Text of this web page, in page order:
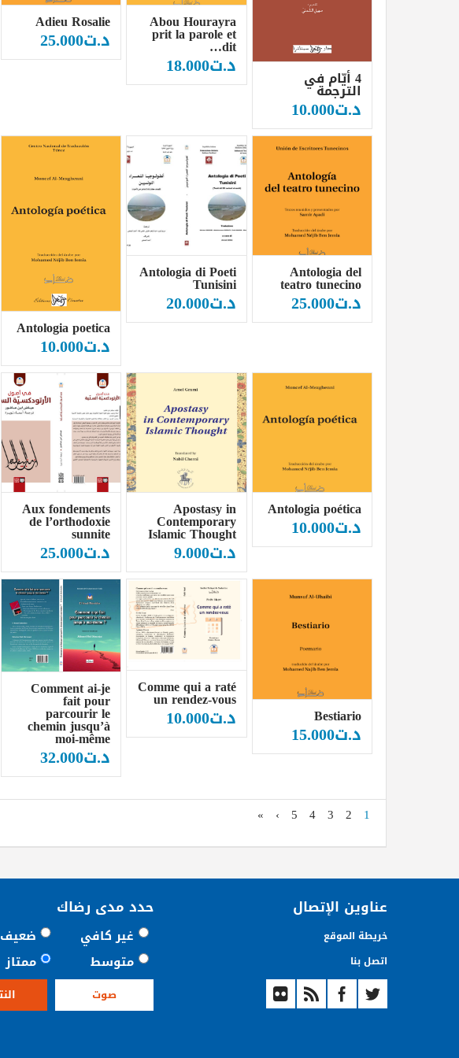
4 أيّام في
الترجمة
د.ت10.000
Abou Hourayra
prit la parole et
dit…
د.ت18.000
Adieu Rosalie
د.ت25.000
Antologia del
teatro tunecino
د.ت25.000
Antologia di Poeti
Tunisini
د.ت20.000
Antologia poetica
د.ت10.000
Antologia poética
د.ت10.000
Apostasy in
Contemporary
Islamic Thought
د.ت9.000
Aux fondements
de l’orthodoxie
sunnite
د.ت25.000
Bestiario
د.ت15.000
Comme qui a raté
un rendez-vous
د.ت10.000
Comment ai-je
fait pour
parcourir le
chemin jusqu’à
moi-même
د.ت32.000
1
2
3
4
5
›
»
عناوين الإتصال
خريطة الموقع
اتصل بنا
حدد مدى رضاك
غير كافي
ضعيف
متوسط
ممتاز